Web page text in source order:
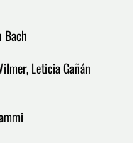
Bach
Leticia Gañán